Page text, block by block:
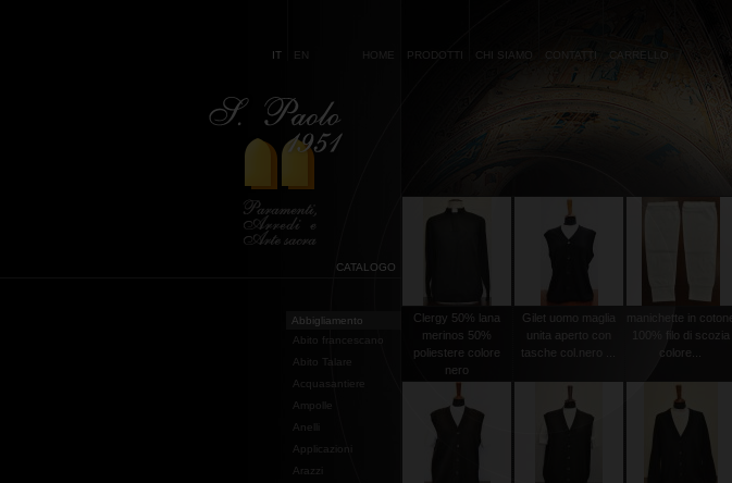
IT EN HOME PRODOTTI CHI SIAMO CONTATTI
CATALOGO
Abbigliamento
Abito francescano
Abito Talare
Acquasantiere
Ampolle
Anelli
Applicazioni
Arazzi
Clergy 50% lana
merinos 50%
poliestere colore
nero
Gilet uomo maglia
unita aperto con
tasche col.nero ...
manichette in cotone
100% filo di scozia
colore...